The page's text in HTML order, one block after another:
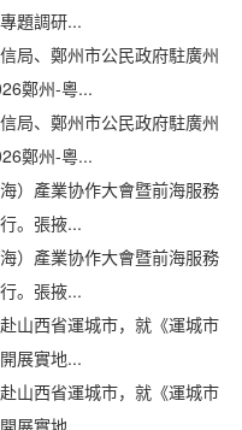
題調研...
、鄭州市公民政府駐廣州
鄭州-粵...
、鄭州市公民政府駐廣州
鄭州-粵...
產業协作大會暨前海服務
。張掖...
產業协作大會暨前海服務
。張掖...
西省運城市，就《運城市
展實地...
西省運城市，就《運城市
展實地...